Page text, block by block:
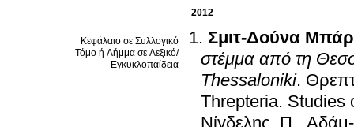
2012
Κεφάλαιο σε Συλλογικό
Τόμο ή Λήμμα σε Λεξικό/
Εγκυκλοπαίδεια
Σμιτ-Δούνα
στέμμα από τη
Thessaloniki.
Threpteria. Studies